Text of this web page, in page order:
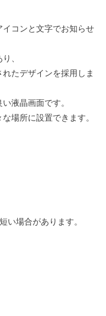
コンと文字でお知らせ
、
たデザインを採用しま
液晶画面です。
場所に設置できます。
い場合があります。